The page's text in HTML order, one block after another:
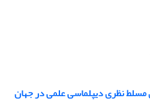
مسلط نظری دیپلماسی علمی در جهان